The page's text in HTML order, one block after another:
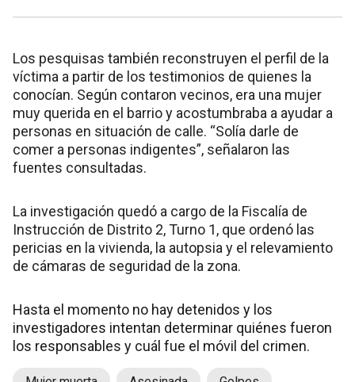
Los pesquisas también reconstruyen el perfil de la
víctima a partir de los testimonios de quienes la
conocían. Según contaron vecinos, era una mujer
muy querida en el barrio y acostumbraba a ayudar a
personas en situación de calle. “Solía darle de
comer a personas indigentes”, señalaron las
fuentes consultadas.
La investigación quedó a cargo de la Fiscalía de
Instrucción de Distrito 2, Turno 1, que ordenó las
pericias en la vivienda, la autopsia y el relevamiento
de cámaras de seguridad de la zona.
Hasta el momento no hay detenidos y los
investigadores intentan determinar quiénes fueron
los responsables y cuál fue el móvil del crimen.